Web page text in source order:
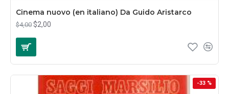
Cinema nuovo (en italiano) Da Guido Aristarco
$4,00 $2,00
-33 %